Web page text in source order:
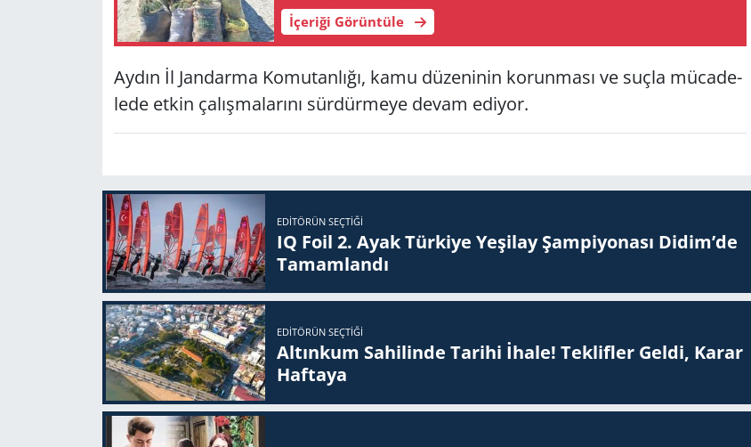
İçeriği Görüntüle
Aydın İl Jan­dar­ma Ko­mu­tan­lı­ğı, kamu dü­ze­ni­nin ko­run­ma­sı ve suçla mü­ca­de­
le­de etkin ça­lış­ma­la­rı­nı sür­dür­me­ye devam edi­yor.
EDITÖRÜN SEÇTIĞI
IQ Foil 2. Ayak Tür­ki­ye Ye­şi­lay Şam­pi­yo­na­sı Didim’de
Ta­mam­lan­dı
EDITÖRÜN SEÇTIĞI
Altınkum Sahilinde Tarihi İhale! Teklifler Geldi, Karar
Haftaya